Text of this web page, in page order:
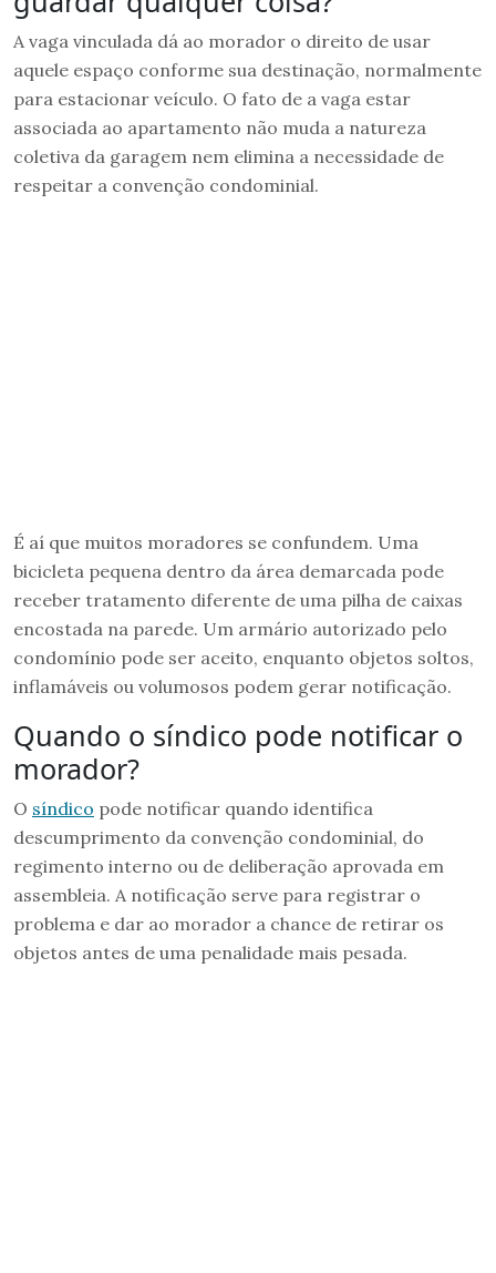
A vaga vinculada dá ao morador o direito de usar
aquele espaço conforme sua destinação, normalmente
para estacionar veículo. O fato de a vaga estar
associada ao apartamento não muda a natureza
coletiva da garagem nem elimina a necessidade de
respeitar a convenção condominial.
É aí que muitos moradores se confundem. Uma
bicicleta pequena dentro da área demarcada pode
receber tratamento diferente de uma pilha de caixas
encostada na parede. Um armário autorizado pelo
condomínio pode ser aceito, enquanto objetos soltos,
inflamáveis ou volumosos podem gerar notificação.
Quando o síndico pode notificar o
morador?
O síndico pode notificar quando identifica
descumprimento da convenção condominial, do
regimento interno ou de deliberação aprovada em
assembleia. A notificação serve para registrar o
problema e dar ao morador a chance de retirar os
objetos antes de uma penalidade mais pesada.